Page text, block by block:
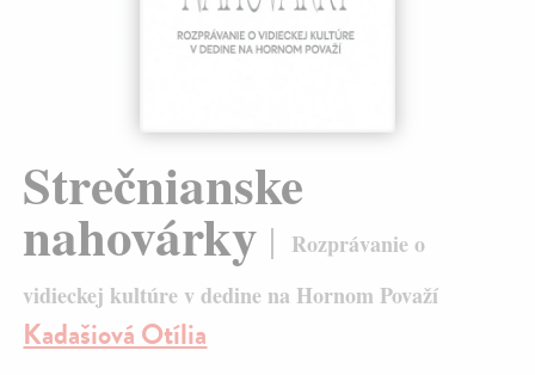
Strečnianske
nahovárky
Rozprávanie o
vidieckej kultúre v dedine na Hornom Považí
Kadašiová Otília